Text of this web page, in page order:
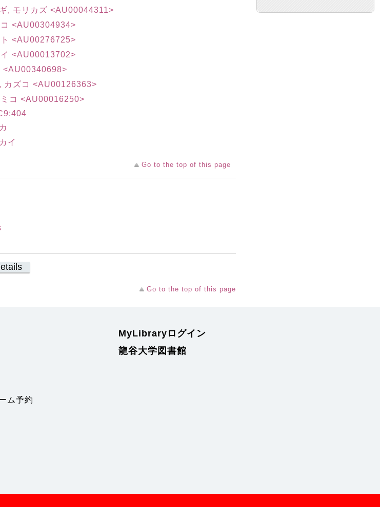
, モリカズ <AU00044311>
<AU00304934>
<AU00276725>
<AU00013702>
<AU00340698>
カズコ <AU00126363>
コ <AU00016250>
イ
Go to the top of this page
Go to the top of this page
ム予約
MyLibraryログイン
龍谷大学図書館